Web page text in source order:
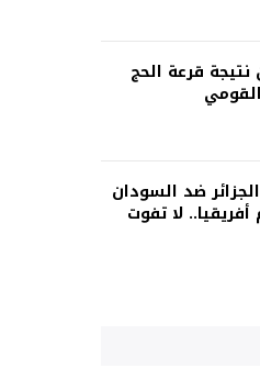
نتيجة قرعة الحج
ضد السودان
لا تفوت